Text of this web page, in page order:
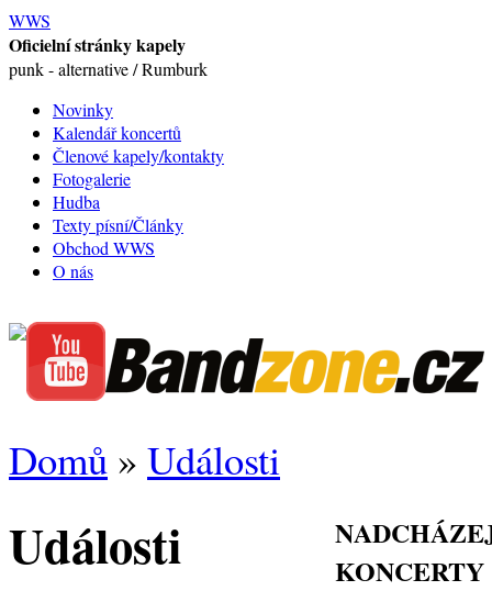
WWS
Oficielní stránky kapely
punk - alternative / Rumburk
Novinky
Kalendář koncertů
Členové kapely/kontakty
Fotogalerie
Hudba
Texty písní/Články
Obchod WWS
O nás
Domů » Události
Události
KONCERTY